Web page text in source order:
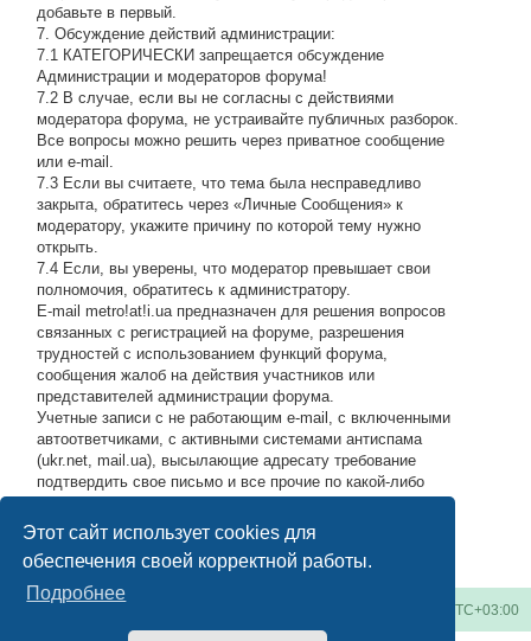
Этот сайт использует cookies для
обеспечения своей корректной работы.
Подробнее
добавьте в первый.
7. Обсуждение действий администрации:
7.1 КАТЕГОРИЧЕСКИ запрещается обсуждение
Администрации и модераторов форума!
7.2 В случае, если вы не согласны с действиями
модератора форума, не устраивайте публичных разборок.
Все вопросы можно решить через приватное сообщение
или e-mail.
7.3 Если вы считаете, что тема была несправедливо
закрыта, обратитесь через «Личные Сообщения» к
модератору, укажите причину по которой тему нужно
открыть.
7.4 Если, вы уверены, что модератор превышает свои
полномочия, обратитесь к администратору.
E-mail metro!at!i.ua предназначен для решения вопросов
связанных с регистрацией на форуме, разрешения
трудностей с использованием функций форума,
сообщения жалоб на действия участников или
представителей администрации форума.
Учетные записи с не работающим e-mail, с включенными
автоответчиками, с активными системами антиспама
(ukr.net, mail.ua), высылающие адресату требование
подтвердить свое письмо и все прочие по какой-либо
высылающие мусор на адрес администрации, будут
блокироваться по усмотрению администратора.
UTC+03:00